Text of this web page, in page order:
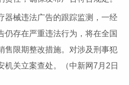
械违法广告的跟踪监测，一经
仍存在严重违法行为，将在全国
售限期整改措施。对涉及刑事犯
机关立案查处。（中新网7月2日